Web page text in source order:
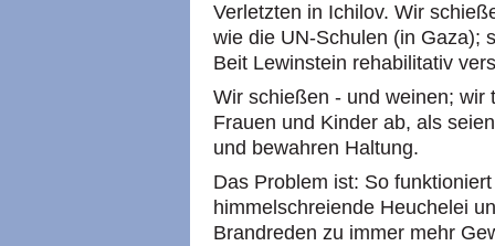
Verletzten in Ichilov. Wir
wie die UN-Schulen (in Gaza);
Beit Lewinstein rehabilitativ
Wir schießen - und weinen; wir
Frauen und Kinder ab, als
und bewahren Haltung.
Das Problem ist: So
himmelschreiende Heuchelei
Brandreden zu immer mehr